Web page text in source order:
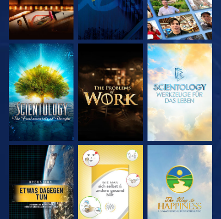
SERIE
ENTDECKEN
SERIE
ENTDECKEN
SERIE
ENTDECKEN
ANSEHEN ANSEHEN ANSEHEN